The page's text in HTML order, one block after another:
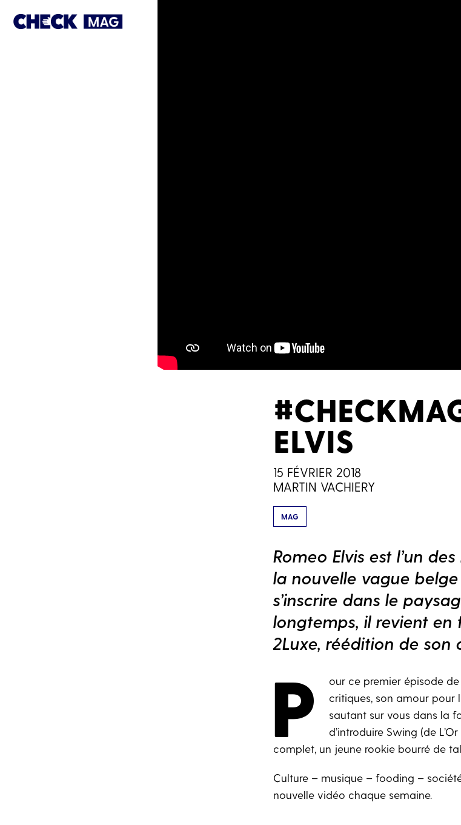
ELVIS
15 FÉVRIER 2018
MARTIN VACHIERY
MAG
Romeo Elvis est l’un
la nouvelle vague
s’inscrire dans le
longtemps, il revient en
2Luxe, réédition de son
P our ce premier épisode de
critiques, son amour pour
sautant sur vous dans la
d’introduire Swing (de
complet, un jeune rookie bourré de
Culture – musique – fooding –
nouvelle vidéo chaque semaine.